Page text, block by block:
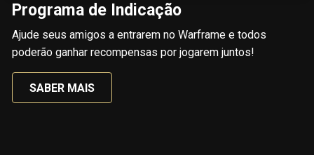
Programa de Indicação
Ajude seus amigos a entrarem no Warframe e todos
poderão ganhar recompensas por jogarem juntos!
SABER MAIS